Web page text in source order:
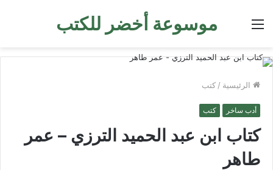
موسوعة أخضر للكتب القائمة
الرئيسية / كتب
أدب ساخر كتب
كتاب ابن عبد الحميد الترزي – عمر
طاهر